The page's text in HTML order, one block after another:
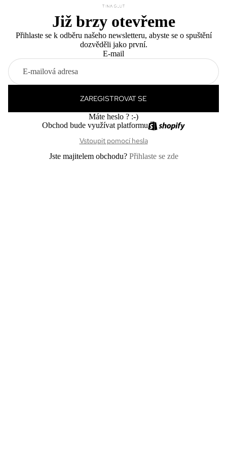
Již brzy otevřeme
Přihlaste se k odběru našeho newsletteru, abyste se o spuštění
dozvěděli jako první.
E-mail
ZAREGISTROVAT SE
Máte heslo ? :-)
Obchod bude využívat platformu
Vstoupit pomocí hesla
Jste majitelem obchodu? Přihlaste se zde